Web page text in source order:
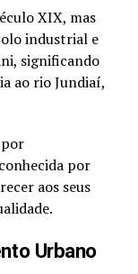
XIX, mas
industrial e
significando
ao rio Jundiaí,
por
aos seus
Urbano